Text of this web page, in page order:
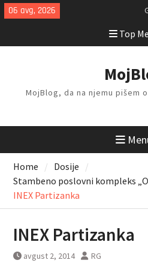
Skip
to
06 avg, 2026
Top
MojBlog, da na njemu pišem
Home
Dosije
Stambeno poslovni kompleks
INEX Partizanka
INEX Partizanka
avgust 2, 2014 RG